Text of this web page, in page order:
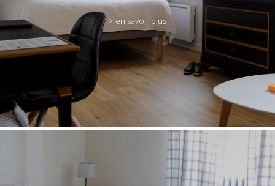
> en savoir plus